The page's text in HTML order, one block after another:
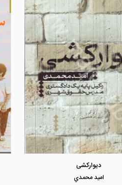
مشاهده و خرید
دیوارکشی
اميد محمدي